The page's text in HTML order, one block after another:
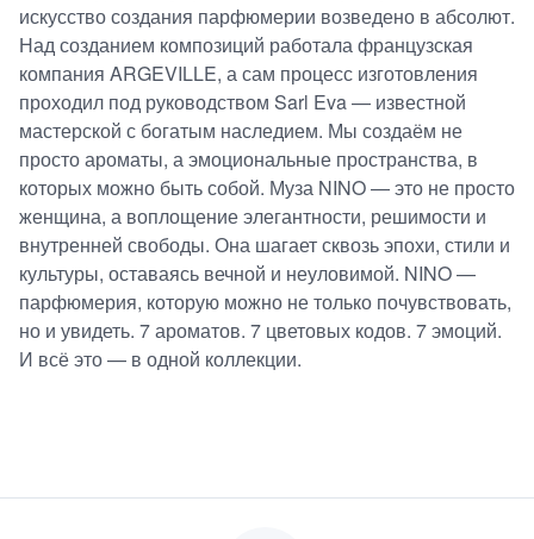
искусство создания парфюмерии возведено в абсолют.
Над созданием композиций работала французская
компания ARGEVILLE, а сам процесс изготовления
проходил под руководством Sarl Eva — известной
мастерской с богатым наследием. Мы создаём не
просто ароматы, а эмоциональные пространства, в
которых можно быть собой. Муза NINO — это не просто
женщина, а воплощение элегантности, решимости и
внутренней свободы. Она шагает сквозь эпохи, стили и
культуры, оставаясь вечной и неуловимой. NINO —
парфюмерия, которую можно не только почувствовать,
но и увидеть. 7 ароматов. 7 цветовых кодов. 7 эмоций.
И всё это — в одной коллекции.